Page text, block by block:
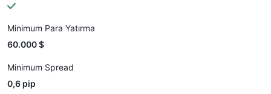
Minimum Para Yatırma
60.000 $
Minimum Spread
0,6 pip